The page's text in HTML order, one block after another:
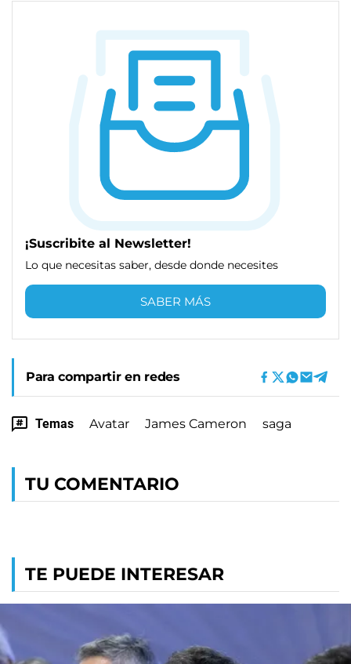
¡Suscribite al Newsletter!
Lo que necesitas saber, desde donde necesites
SABER MÁS
Para compartir en redes
Temas Avatar James Cameron saga
TU COMENTARIO
TE PUEDE INTERESAR